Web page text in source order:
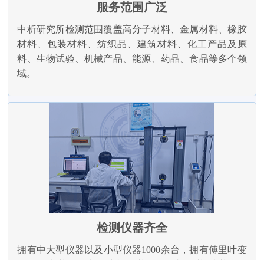
服务范围广泛
中析研究所检测范围覆盖高分子材料、金属材料、橡胶
材料、包装材料、纺织品、建筑材料、化工产品及原
料、生物试验、机械产品、能源、药品、食品等多个领
域。
检测仪器齐全
拥有中大型仪器以及小型仪器1000余台，拥有傅里叶变